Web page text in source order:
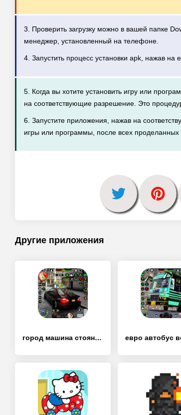
3. Проверить загрузку можно в вашей папке
менеджер, установленный на телефоне.
4. Запустить процесс установки apk, нажав на
5. Когда вы хотите установить игру или
на соответствующие разрешение. Это
6. Запустите приложения, нажав на
игры или программы, после всех проделанных
Другие приложения
город машина стоянк прадо игра - [MOD Бесконечные монеты]